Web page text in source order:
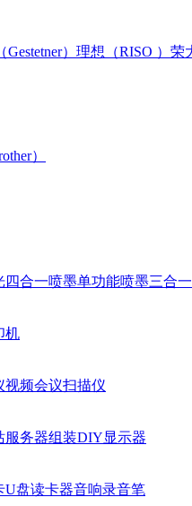
） 理想（RISO ） 荣
）
四合一喷墨单功能喷墨三合一
机
视频会议扫描仪
服务器组装DIY显示器
U盘读卡器音响录音笔